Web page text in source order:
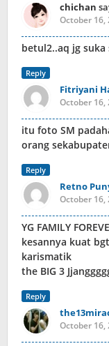
chichan
October 16,
betul2..aq jg suka
Reply
Fitriyani
October 16,
itu foto SM
orang
Reply
Retno
October 16,
YG FAMILY
kesannya kuat
karismatik
the BIG 3
Reply
October 16,